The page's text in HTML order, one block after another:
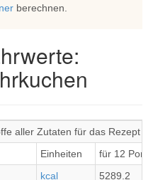
berechnen.
aller Zutaten für das Rezept
Einheiten
für 12
kcal
5289.2